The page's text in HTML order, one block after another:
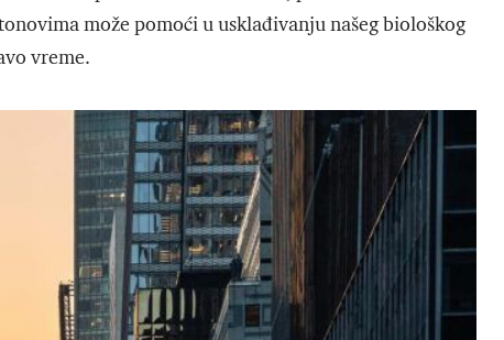
može pomoći u usklađivanju našeg biološkog
vreme.